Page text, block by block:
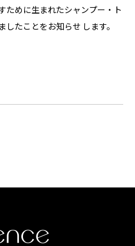
ために生まれたシャンプー・ト
たことをお知らせ します。